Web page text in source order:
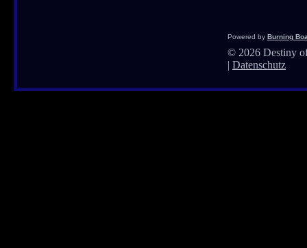
Powered by Burning
© 2026 Destiny
| Datenschutz